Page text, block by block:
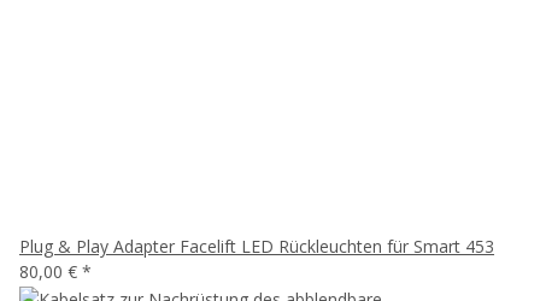
Plug & Play Adapter Facelift LED Rückleuchten für Smart 453
80,00 € *